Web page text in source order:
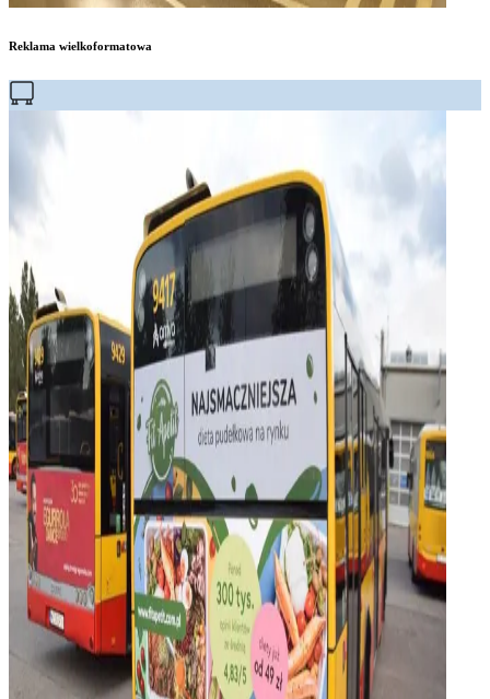
Reklama wielkoformatowa